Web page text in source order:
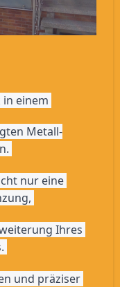
einem
Metall-
nur eine
Ihres
und präziser